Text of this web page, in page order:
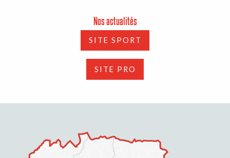
Nos actualités
SITE SPORT
SITE PRO